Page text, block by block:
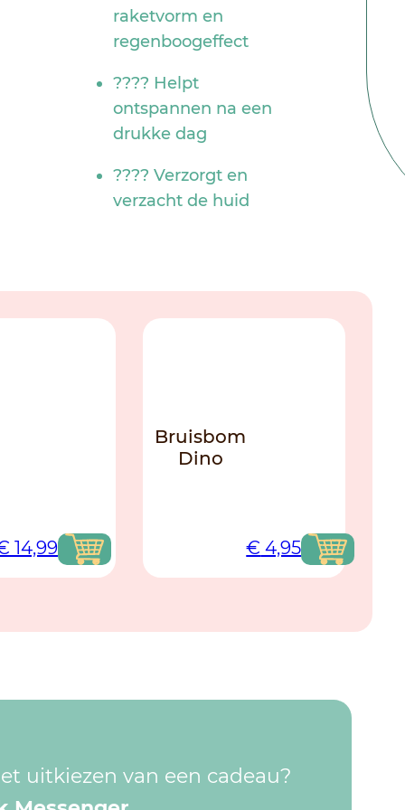
raketvorm en
regenboogeffect
???? Helpt
ontspannen na een
drukke dag
???? Verzorgt en
verzacht de huid
14,99
Bruisbom
Dino
€ 4,95
uitkiezen van een cadeau?